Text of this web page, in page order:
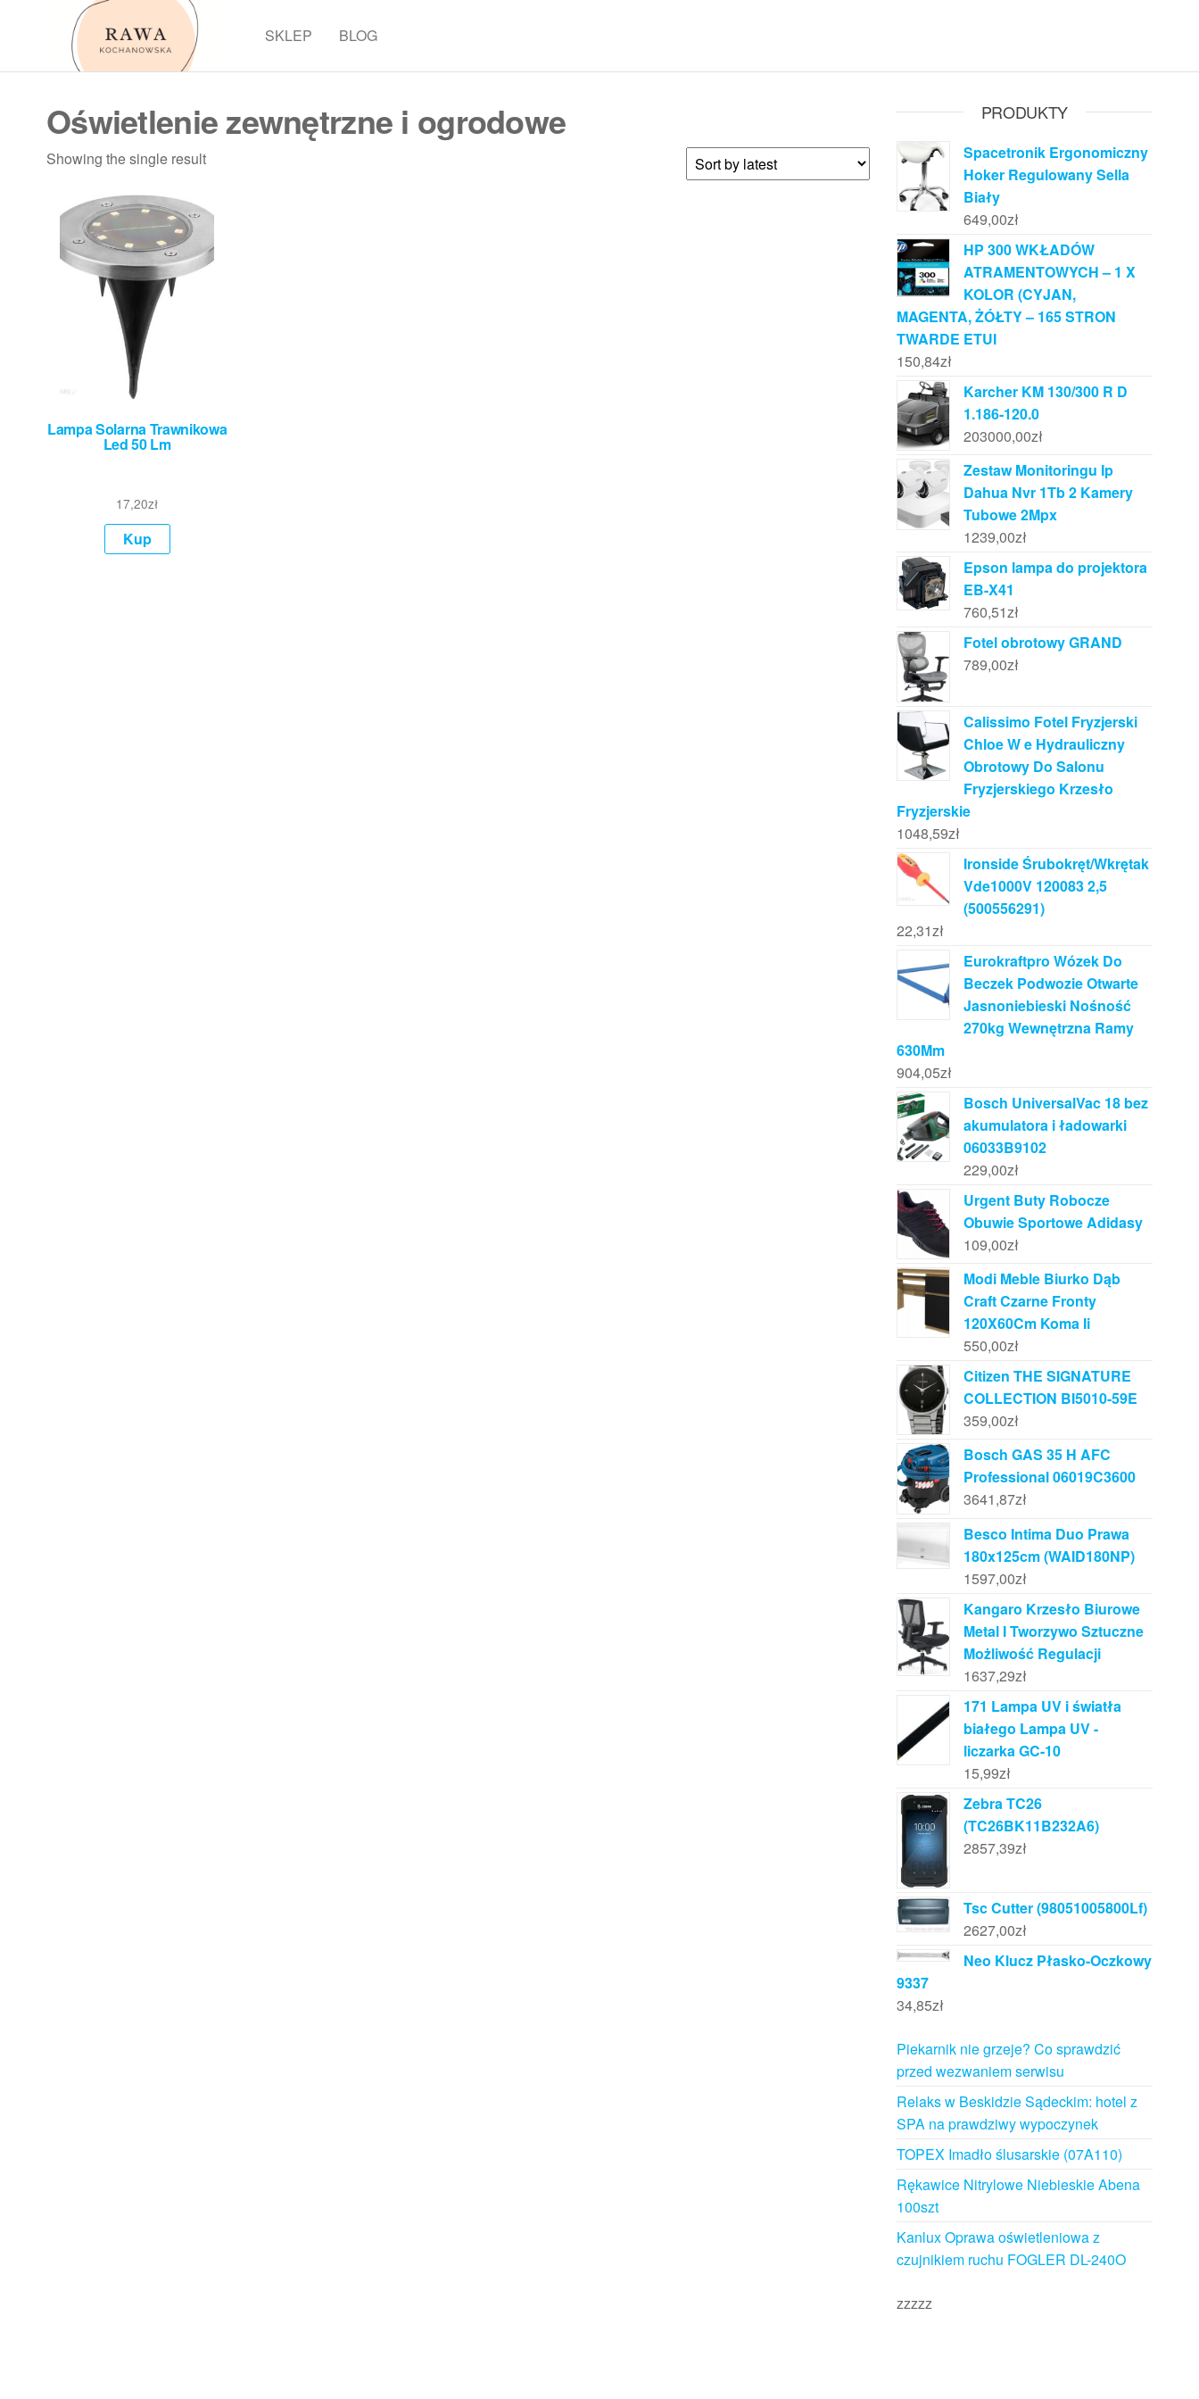
SKLEP BLOG
Oświetlenie zewnętrzne i ogrodowe
Showing the single result
Lampa Solarna Trawnikowa
Led 50 Lm
17,20zł
Kup
PRODUKTY
Spacetronik Ergonomiczny
Hoker Regulowany Sella
Biały
649,00zł
HP 300 WKŁADÓW
ATRAMENTOWYCH – 1 X
KOLOR (CYJAN,
MAGENTA, ŻÓŁTY – 165 STRON
TWARDE ETUI
150,84zł
Karcher KM 130/300 R D
1.186-120.0
203000,00zł
Zestaw Monitoringu Ip
Dahua Nvr 1Tb 2 Kamery
Tubowe 2Mpx
1239,00zł
Epson lampa do projektora
EB-X41
760,51zł
Fotel obrotowy GRAND
789,00zł
Calissimo Fotel Fryzjerski
Chloe W e Hydrauliczny
Obrotowy Do Salonu
Fryzjerskiego Krzesło
Fryzjerskie
1048,59zł
Ironside Śrubokręt/Wkrętak
Vde1000V 120083 2,5
(500556291)
22,31zł
Eurokraftpro Wózek Do
Beczek Podwozie Otwarte
Jasnoniebieski Nośność
270kg Wewnętrzna Ramy
630Mm
904,05zł
Bosch UniversalVac 18 bez
akumulatora i ładowarki
06033B9102
229,00zł
Urgent Buty Robocze
Obuwie Sportowe Adidasy
109,00zł
Modi Meble Biurko Dąb
Craft Czarne Fronty
120X60Cm Koma Ii
550,00zł
Citizen THE SIGNATURE
COLLECTION BI5010-59E
359,00zł
Bosch GAS 35 H AFC
Professional 06019C3600
3641,87zł
Besco Intima Duo Prawa
180x125cm (WAID180NP)
1597,00zł
Kangaro Krzesło Biurowe
Metal I Tworzywo Sztuczne
Możliwość Regulacji
1637,29zł
171 Lampa UV i światła
białego Lampa UV -
liczarka GC-10
15,99zł
Zebra TC26
(TC26BK11B232A6)
2857,39zł
Tsc Cutter (98051005800Lf)
2627,00zł
Neo Klucz Płasko-Oczkowy
9337
34,85zł
Piekarnik nie grzeje? Co sprawdzić
przed wezwaniem serwisu
Relaks w Beskidzie Sądeckim: hotel z
SPA na prawdziwy wypoczynek
TOPEX Imadło ślusarskie (07A110)
Rękawice Nitrylowe Niebieskie Abena
100szt
Kanlux Oprawa oświetleniowa z
czujnikiem ruchu FOGLER DL-240O
zzzzz